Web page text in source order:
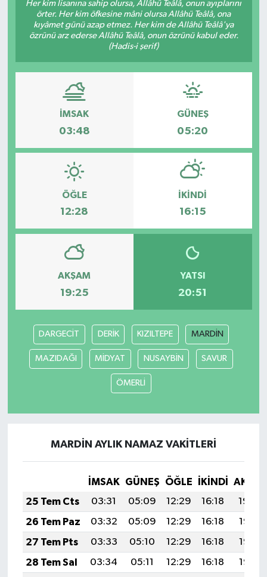
Her kim lisanına sahip olursa, Allâhü Teâlâ, onun ayıplarını
örter. Her kim öfkesine mâni olursa Allâhü Teâlâ, ona
kıyâmet günü azap etmez. Her kim de Allâhü Teâlâ'ya
özrünü arz ederse Allâhü Teâlâ, onun özrünü kabul eder.
(Hadis-i şerif)
İMSAK
03:48
GÜNEŞ
05:20
ÖĞLE
12:28
İKINDI
16:15
AKŞAM
19:25
YATSI
20:51
DARGECİT DERİK KIZILTEPE MARDİN
MAZIDAĞI MİDYAT NUSAYBİN SAVUR
ÖMERLİ
MARDİN AYLIK NAMAZ VAKITLERI
İMSAK GÜNEŞ ÖĞLE İKINDI
25 Tem Cts
03:31 05:09 12:29 16:18
19:39
26 Tem Paz
03:32 05:09 12:29 16:18
19:38
27 Tem Pts
03:33 05:10 12:29 16:18
19:37
28 Tem Sal
03:34 05:11 12:29 16:18
19:36